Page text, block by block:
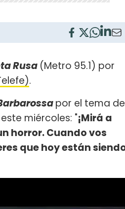
Rusa (Metro 95.1) por
.
por el tema
este miércoles: "¡Mirá a
horror. Cuando vos
que hoy están